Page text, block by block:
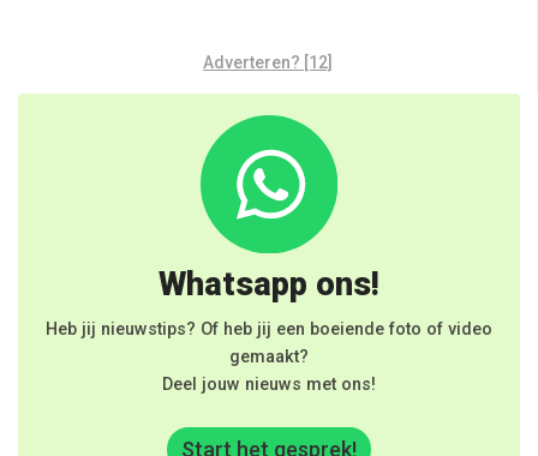
Adverteren? [12]
Whatsapp ons!
Heb jij nieuwstips? Of heb jij een boeiende foto of video
gemaakt?
Deel jouw nieuws met ons!
Start het gesprek!